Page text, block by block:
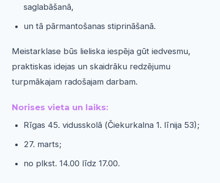
saglabāšanā,
un tā pārmantošanas stiprināšanā.
Meistarklase būs lieliska iespēja gūt iedvesmu,
praktiskas idejas un skaidrāku redzējumu
turpmākajam radošajam darbam.
Norises vieta un laiks:
Rīgas 45. vidusskolā (Čiekurkalna 1. līnija 53);
27. marts;
no plkst. 14.00 līdz 17.00.